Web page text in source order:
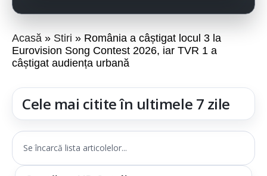
Acasă Stiri
România a câștigat locul 3 la
Eurovision Song Contest 2026, iar TVR 1 a
câștigat audiența urbană
Cele mai citite în ultimele 7 zile
Se încarcă lista articolelor...